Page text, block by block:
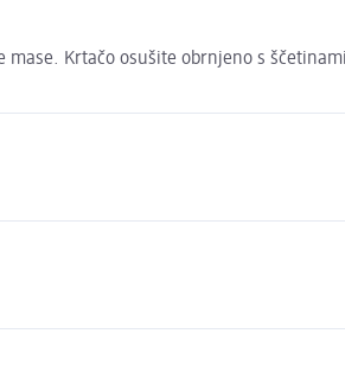
Krtačo osušite obrnjeno s